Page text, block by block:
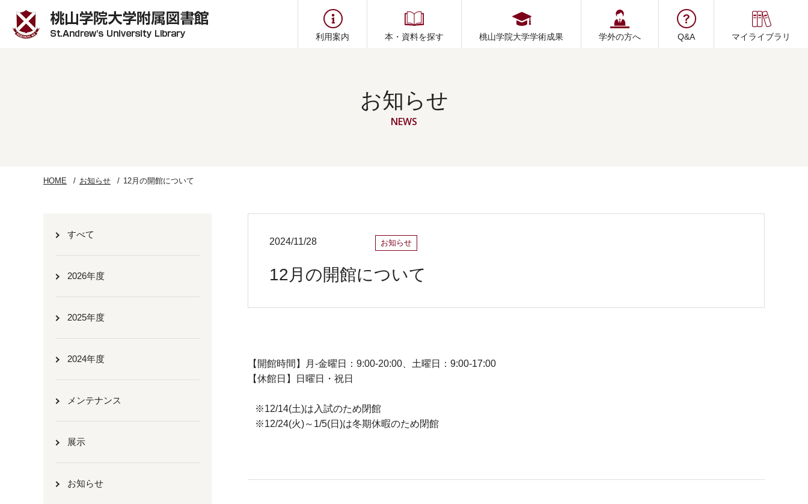
利用案内 本・資料を探す 桃山学院大学学術成果 学外の方へ Q&A マイライブラリ
お知らせ
NEWS
HOME お知らせ 12月の開館について
2024/11/28 お知らせ
12月の開館について
【開館時間】月-金曜日：9:00-20:00、土曜日：9:00-17:00
【休館日】日曜日・祝日
※12/14(土)は入試のため閉館
※12/24(火)～1/5(日)は冬期休暇のため閉館
すべて
2026年度
2025年度
2024年度
メンテナンス
展示
お知らせ